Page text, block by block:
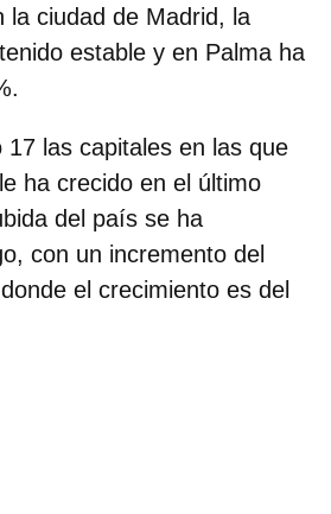
la ciudad de Madrid, la
estable y en Palma ha
17 las capitales en las que
ha crecido en el último
del país se ha
con un incremento del
el crecimiento es del